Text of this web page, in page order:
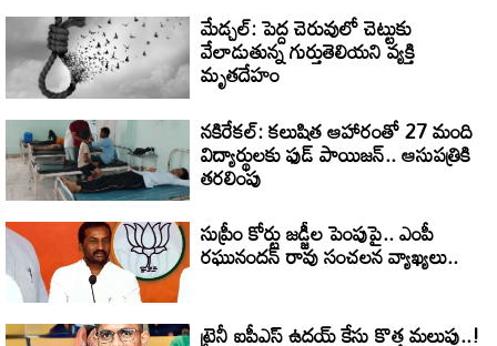
మేడ్చల్: పెద్ద చెరువులో చెట్టుకు
వేలాడుతున్న గుర్తుతెలియని వ్యక్తి
మృతదేహం
నకిరేకల్: కలుషిత ఆహారంతో 27 మంది
విద్యార్థులకు ఫుడ్ పాయిజన్.. ఆసుపత్రికి
తరలింపు
సుప్రీం కోర్టు జడ్జీల పెంపుపై.. ఎంపీ
రఘునందన్ రావు సంచలన వ్యాఖ్యలు..
ట్రైనీ ఐపీఎస్ ఉదయ్ కేసు కొత్త మలుపు..!